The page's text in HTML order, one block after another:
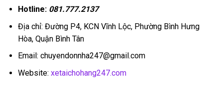
Hotline: 081.777.2137
Địa chỉ: Đường P4, KCN Vĩnh Lộc, Phường Bình Hưng
Hòa, Quận Bình Tân
Email: chuyendonnha247@gmail.com
Website: xetaichohang247.com